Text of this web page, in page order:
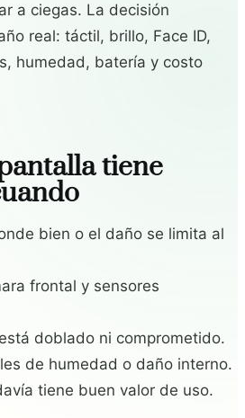
a ciegas. La decisión
real: táctil, brillo, Face ID,
humedad, batería y costo
tiene
bien o el daño se limita al
frontal y sensores
doblado ni comprometido.
de humedad o daño interno.
tiene buen valor de uso.